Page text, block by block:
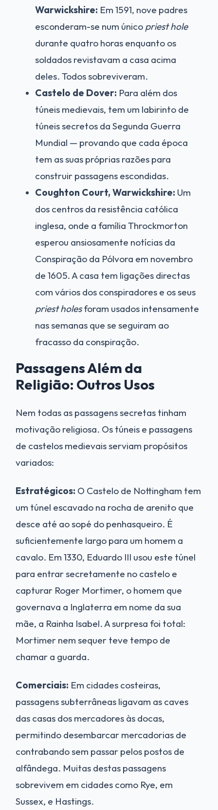
Warwickshire: Em 1591, nove padres
esconderam-se num único priest hole
durante quatro horas enquanto os
soldados revistavam a casa acima
deles. Todos sobreviveram.
Castelo de Dover: Para além dos
túneis medievais, tem um labirinto de
túneis secretos da Segunda Guerra
Mundial — provando que cada época
tem as suas próprias razões para
construir passagens escondidas.
Coughton Court, Warwickshire: Um
dos centros da resistência católica
inglesa, onde a família Throckmorton
esperou ansiosamente notícias da
Conspiração da Pólvora em novembro
de 1605. A casa tem ligações directas
com vários dos conspiradores e os seus
priest holesforam usados intensamente
nas semanas que se seguiram ao
fracasso da conspiração.
Passagens Além da
Religião: Outros Usos
Nem todas as passagens secretas tinham
motivação religiosa. Os túneis e passagens
de castelos medievais serviam propósitos
variados:
Estratégicos: O Castelo de Nottingham tem
um túnel escavado na rocha de arenito que
desce até ao sopé do penhasqueiro. É
suficientemente largo para um homem a
cavalo. Em 1330, Eduardo III usou este túnel
para entrar secretamente no castelo e
capturar Roger Mortimer, o homem que
governava a Inglaterra em nome da sua
mãe, a Rainha Isabel. A surpresa foi total:
Mortimer nem sequer teve tempo de
chamar a guarda.
Comerciais: Em cidades costeiras,
passagens subterrâneas ligavam as caves
das casas dos mercadores às docas,
permitindo desembarcar mercadorias de
contrabando sem passar pelos postos de
alfândega. Muitas destas passagens
sobrevivem em cidades como Rye, em
Sussex, e Hastings.